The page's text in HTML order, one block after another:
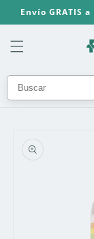
directamente
al contenido
Envío GRATIS
información